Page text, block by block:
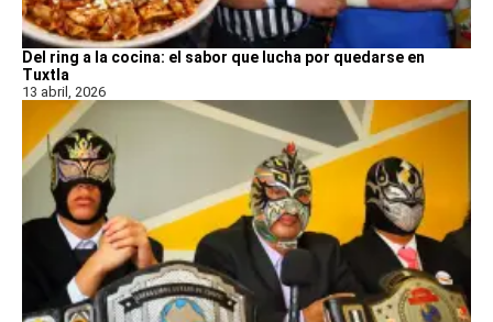
Del ring a la cocina: el sabor que lucha por quedarse en
Tuxtla
13 abril, 2026